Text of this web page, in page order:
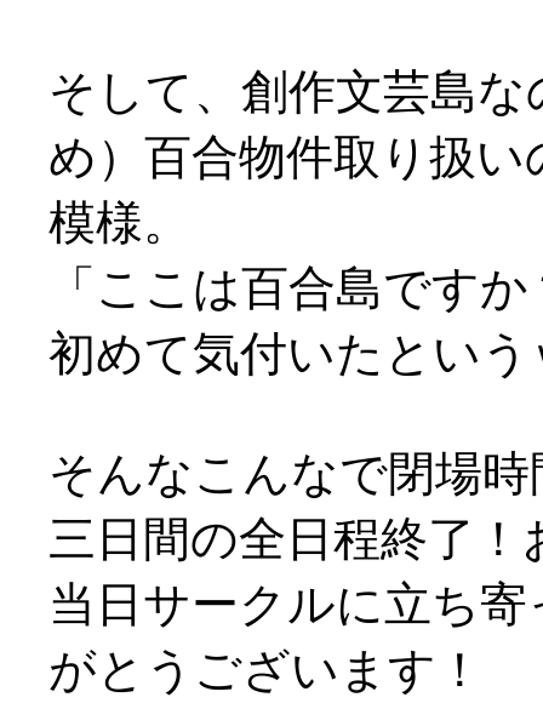
そして、創作文芸島
め）百合物件取り扱
模様。
「ここは百合島です
初めて気付いたという
そんなこんなで閉場時
三日間の全日程終了
当日サークルに立ち
がとうございます！